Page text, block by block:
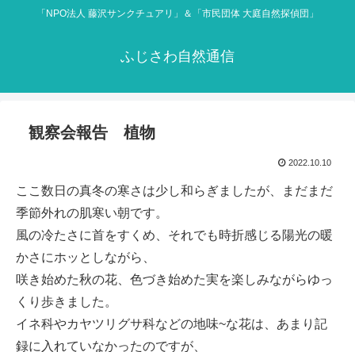
「NPO法人 藤沢サンクチュアリ」＆「市民団体 大庭自然探偵団」
ふじさわ自然通信
観察会報告 植物
2022.10.10
ここ数日の真冬の寒さは少し和らぎましたが、まだまだ
季節外れの肌寒い朝です。
風の冷たさに首をすくめ、それでも時折感じる陽光の暖
かさにホッとしながら、
咲き始めた秋の花、色づき始めた実を楽しみながらゆっ
くり歩きました。
イネ科やカヤツリグサ科などの地味~な花は、あまり記
録に入れていなかったのですが、